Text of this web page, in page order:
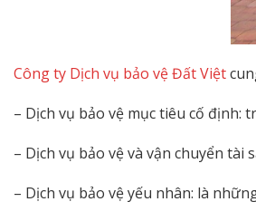
Công ty Dịch vụ bảo vệ Đất Việt
– Dịch vụ bảo vệ mục tiêu cố
– Dịch vụ bảo vệ và vận chuyển tài
– Dịch vụ bảo vệ yếu nhân: là